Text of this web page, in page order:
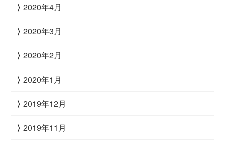
2020年4月
2020年3月
2020年2月
2020年1月
2019年12月
2019年11月